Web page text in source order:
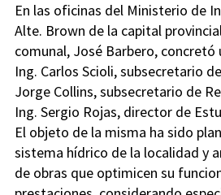
En las oficinas del Ministerio de
Alte. Brown de la capital
comunal, José Barbero, concretó
Ing. Carlos Scioli, subsecretario
Jorge Collins, subsecretario de
Ing. Sergio Rojas, director de
El objeto de la misma ha sido
sistema hídrico de la localidad y
de obras que optimicen su